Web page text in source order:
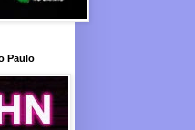
Paulo